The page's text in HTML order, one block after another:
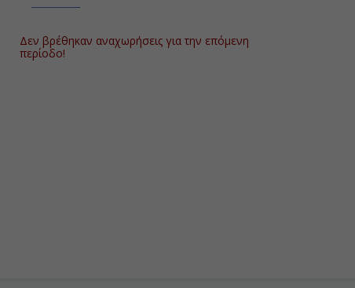
Δεν βρέθηκαν αναχωρήσεις για την επόμενη
περίοδο!